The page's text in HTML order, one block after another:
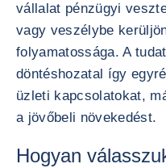
vállalat pénzügyi
vagy veszélybe
folyamatossága. A
döntéshozatal így
üzleti kapcsolatokat,
a jövőbeli növekedést.
Hogyan